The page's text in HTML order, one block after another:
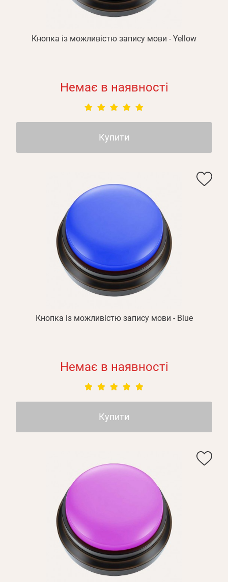
Кнопка із можливістю запису мови - Yellow
Немає в наявності
Купити
Кнопка із можливістю запису мови - Blue
Немає в наявності
Купити
Відправити
Зареєструватися
Згадали пароль?